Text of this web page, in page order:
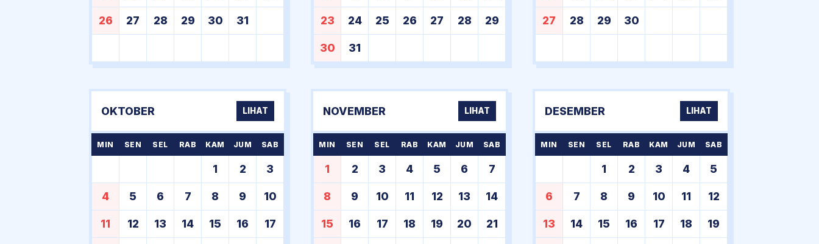
26 27 28 29 30 31 23 24 25 26 27 28 29
30 31
27 28 29 30
OKTOBER LIHAT
MIN SEN SEL RAB KAM JUM SAB
1 2 3
4 5 6 7 8 9 10
11 12 13 14 15 16 17
NOVEMBER LIHAT
MIN SEN SEL RAB KAM JUM SAB
1 2 3 4 5 6 7
8 9 10 11 12 13 14
15 16 17 18 19 20 21
DESEMBER LIHAT
MIN SEN SEL RAB KAM JUM SAB
1 2 3 4 5
6 7 8 9 10 11 12
13 14 15 16 17 18 19